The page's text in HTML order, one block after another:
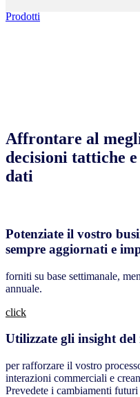
Prodotti
Affrontare al
decisioni tattiche
dati
Potenziate il vostro
sempre aggiornati e
forniti su base settimanale,
annuale.
click
Utilizzate gli insight del
per rafforzare il vostro
interazioni commerciali e
Prevedete i cambiamenti